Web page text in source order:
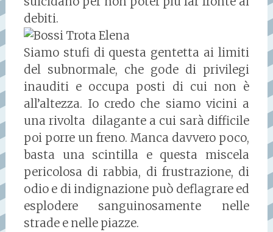
debiti.
Siamo stufi di questa gentetta ai limiti
del subnormale, che gode di privilegi
inauditi e occupa posti di cui non è
all’altezza. Io credo che siamo vicini a
una rivolta dilagante a cui sarà difficile
poi porre un freno. Manca davvero poco,
basta una scintilla e questa miscela
pericolosa di rabbia, di frustrazione, di
odio e di indignazione può deflagrare ed
esplodere sanguinosamente nelle
strade e nelle piazze.